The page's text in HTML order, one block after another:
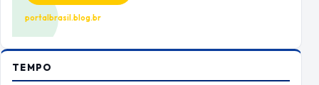
portalbrasil.blog.br
TEMPO